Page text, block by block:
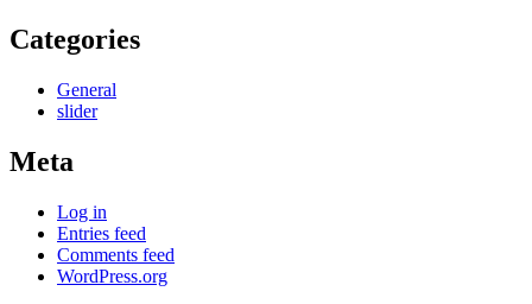
Categories
General
slider
Meta
Log in
Entries feed
Comments feed
WordPress.org